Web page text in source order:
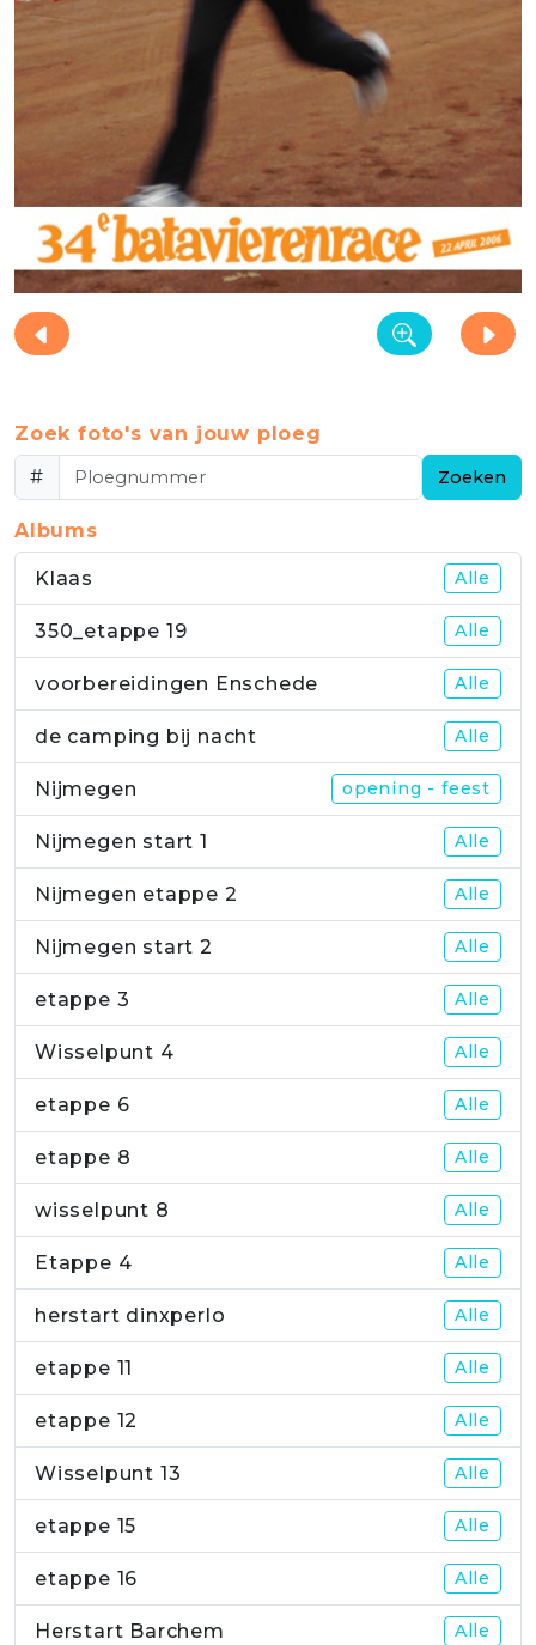
Zoek foto's van jouw ploeg
#
Zoeken
Albums
Klaas Alle
350_etappe 19 Alle
voorbereidingen Enschede Alle
de camping bij nacht Alle
Nijmegen opening - feest
Nijmegen start 1 Alle
Nijmegen etappe 2 Alle
Nijmegen start 2 Alle
etappe 3 Alle
Wisselpunt 4 Alle
etappe 6 Alle
etappe 8 Alle
wisselpunt 8 Alle
Etappe 4 Alle
herstart dinxperlo Alle
etappe 11 Alle
etappe 12 Alle
Wisselpunt 13 Alle
etappe 15 Alle
etappe 16 Alle
Herstart Barchem Alle